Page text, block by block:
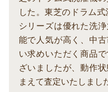
した。東芝のドラム式
シリーズは優れた洗
能で人気が高く、中
い求めいただく商品
ざいましたが、動作
まえて査定いたしまし